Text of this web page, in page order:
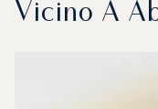
Vicino A